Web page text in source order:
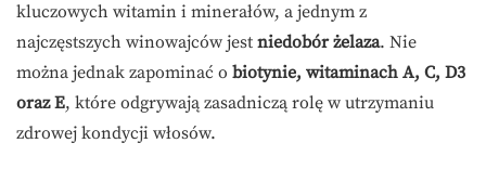
kluczowych witamin i minerałów, a jednym z
najczęstszych winowajców jest niedobór żelaza. Nie
można jednak zapominać o biotynie, witaminach A, C, D3
oraz E, które odgrywają zasadniczą rolę w utrzymaniu
zdrowej kondycji włosów.